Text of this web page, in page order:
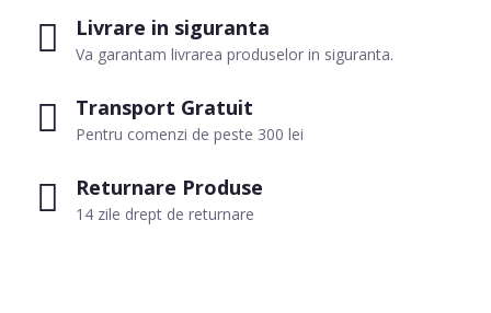
Livrare in siguranta
Va garantam livrarea produselor in siguranta.
Transport Gratuit
Pentru comenzi de peste 300 lei
Returnare Produse
14 zile drept de returnare